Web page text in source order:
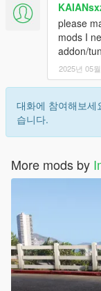
please
mods I
addon/
2025년 05
대화에 참여해보세
습니다.
More mods by